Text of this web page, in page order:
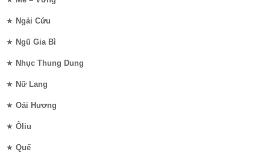
★ Ngải Cứu
★ Ngũ Gia Bì
★ Nhục Thung Dung
★ Nữ Lang
★ Oải Hương
★ Ôliu
★ Quế